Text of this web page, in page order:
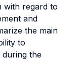
with regard to
and
the main
to
during the